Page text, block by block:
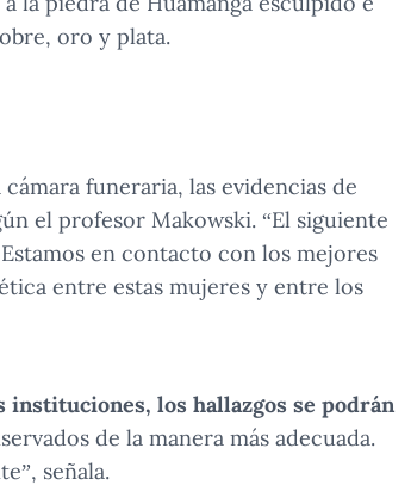
oro y plata.
funeraria, las evidencias de
el profesor Makowski. “El siguiente
en contacto con los mejores
entre estas mujeres y entre los
instituciones, los hallazgos se podrán
de la manera más adecuada.
señala.